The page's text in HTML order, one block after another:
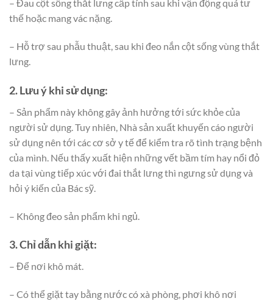
– Đau cột sống thắt lưng cấp tính sau khi vận động quá tư
thế hoặc mang vác nặng.
– Hỗ trợ sau phẫu thuật, sau khi đeo nắn cột sống vùng thắt
lưng.
2. Lưu ý khi sử dụng:
– Sản phẩm này không gây ảnh hưởng tới sức khỏe của
người sử dụng. Tuy nhiên, Nhà sản xuất khuyến cáo người
sử dụng nên tới các cơ sở y tế để kiểm tra rõ tình trạng bệnh
của mình. Nếu thấy xuất hiện những vết bầm tím hay nổi đỏ
da tại vùng tiếp xúc với đai thắt lưng thì ngưng sử dụng và
hỏi ý kiến của Bác sỹ.
– Không đeo sản phẩm khi ngủ.
3. Chỉ dẫn khi giặt:
– Để nơi khô mát.
– Có thể giặt tay bằng nước có xà phòng, phơi khô nơi